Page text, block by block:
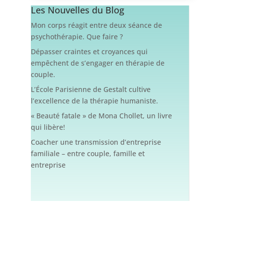
Les Nouvelles du Blog
Mon corps réagit entre deux séance de
psychothérapie. Que faire ?
Dépasser craintes et croyances qui
empêchent de s’engager en thérapie de
couple.
L’École Parisienne de Gestalt cultive
l’excellence de la thérapie humaniste.
« Beauté fatale » de Mona Chollet, un livre
qui libère!
Coacher une transmission d’entreprise
familiale – entre couple, famille et
entreprise